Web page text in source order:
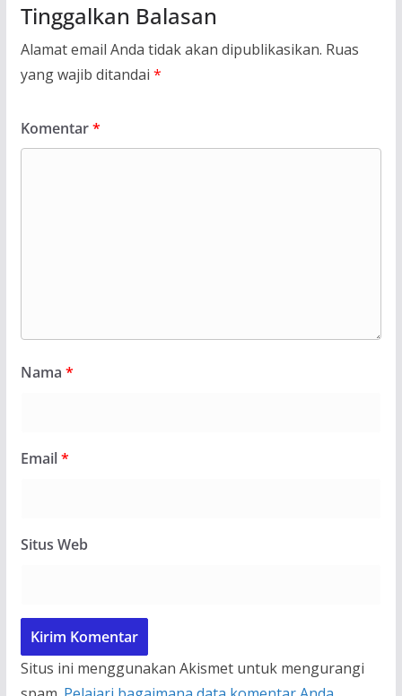
Tinggalkan Balasan
Alamat email Anda tidak akan dipublikasikan. Ruas
yang wajib ditandai *
Komentar*
Nama *
Email*
Situs Web
Situs ini menggunakan Akismet untuk mengurangi